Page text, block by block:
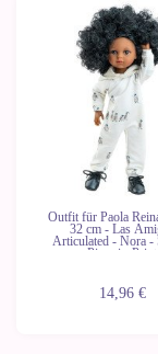
Outfit für Paola
32 cm - Las
Articulated - Nora -
Pinguin-Print
14,96 €